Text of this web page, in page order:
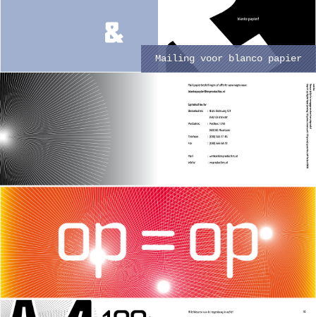
Mailing voor blanco papier